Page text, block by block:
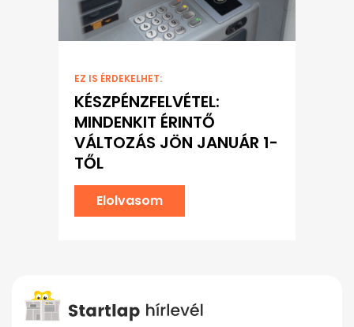
EZ IS ÉRDEKELHET:
KÉSZPÉNZFELVÉTEL:
MINDENKIT ÉRINTŐ
VÁLTOZÁS JÖN JANUÁR 1-
TŐL
Elolvasom